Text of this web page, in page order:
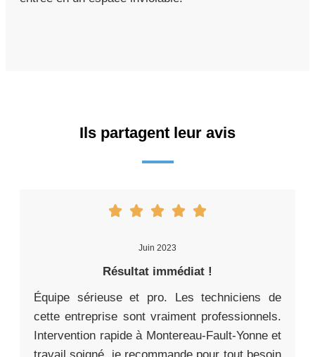
Ils partagent leur avis
Juin 2023
Résultat immédiat !
Équipe sérieuse et pro. Les techniciens de
cette entreprise sont vraiment professionnels.
Intervention rapide à Montereau-Fault-Yonne et